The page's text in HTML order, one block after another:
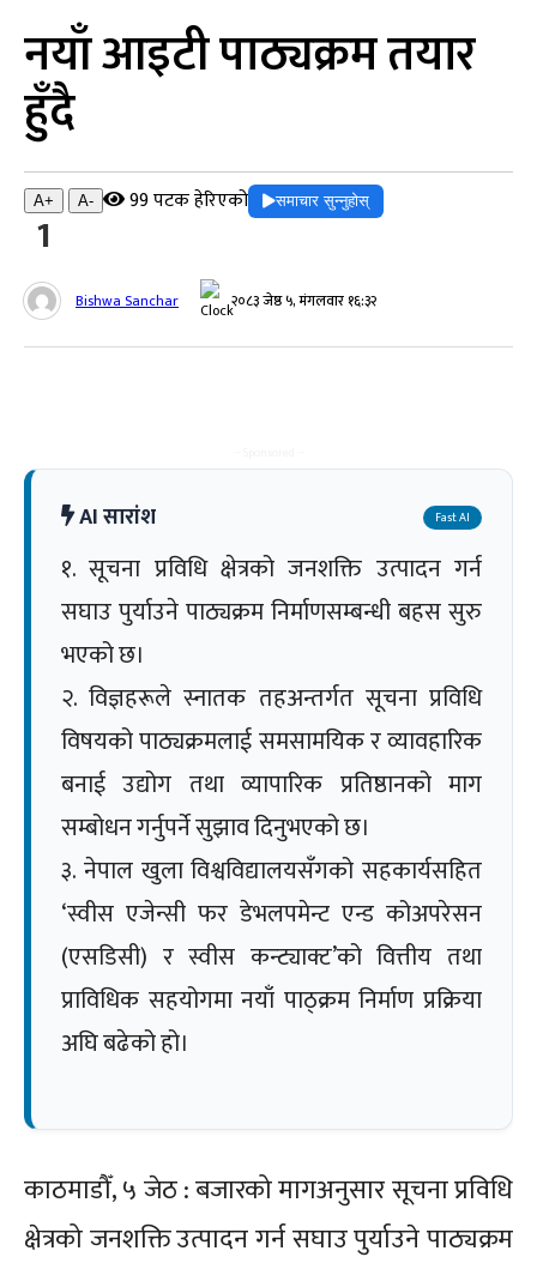
नयाँ आइटी पाठ्यक्रम तयार
हुँदै
A+ A- 99 पटक हेरिएको समाचार सुन्नुहोस्
1
Bishwa Sanchar २०८३ जेष्ठ ५, मंगलवार १६:३२
AI सारांश Fast AI
१. सूचना प्रविधि क्षेत्रको जनशक्ति उत्पादन गर्न
सघाउ पुर्याउने पाठ्यक्रम निर्माणसम्बन्धी बहस सुरु
भएको छ।
२. विज्ञहरूले स्नातक तहअन्तर्गत सूचना प्रविधि
विषयको पाठ्यक्रमलाई समसामयिक र व्यावहारिक
बनाई उद्योग तथा व्यापारिक प्रतिष्ठानको माग
सम्बोधन गर्नुपर्ने सुझाव दिनुभएको छ।
३. नेपाल खुला विश्वविद्यालयसँगको सहकार्यसहित
‘स्वीस एजेन्सी फर डेभलपमेन्ट एन्ड कोअपरेसन
(एसडिसी) र स्वीस कन्ट्याक्ट’को वित्तीय तथा
प्राविधिक सहयोगमा नयाँ पाठ्क्रम निर्माण प्रक्रिया
अघि बढेको हो।
काठमाडौँ, ५ जेठ : बजारको मागअनुसार सूचना प्रविधि
क्षेत्रको जनशक्ति उत्पादन गर्न सघाउ पुर्याउने पाठ्यक्रम